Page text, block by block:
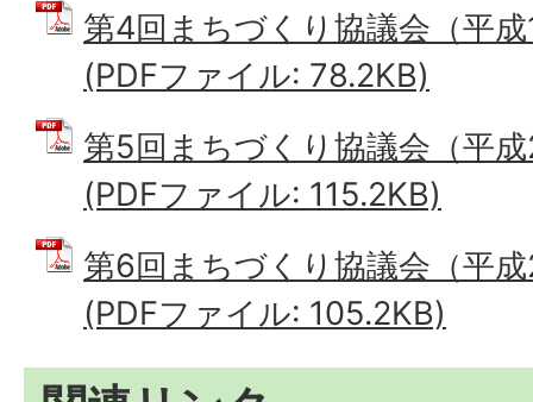
第4回まちづくり協議会（平
(PDFファイル: 78.2KB)
第5回まちづくり協議会（平
(PDFファイル: 115.2KB)
第6回まちづくり協議会（平
(PDFファイル: 105.2KB)